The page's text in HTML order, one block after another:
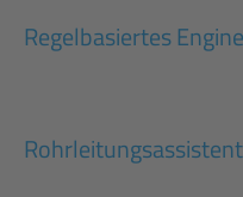
Regelbasiertes